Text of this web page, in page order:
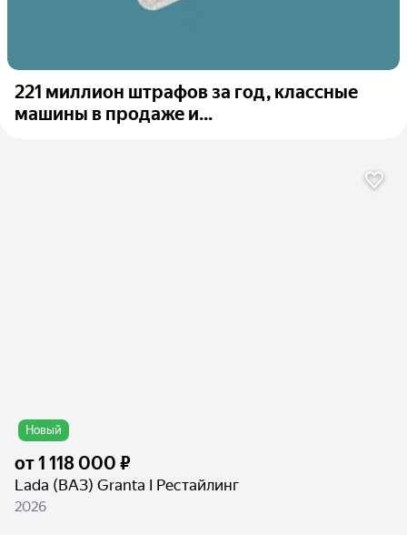
221 миллион штрафов за год, классные
машины в продаже и...
Новый
от1 118 000 ₽
Lada (ВАЗ) Granta I Рестайлинг
2026